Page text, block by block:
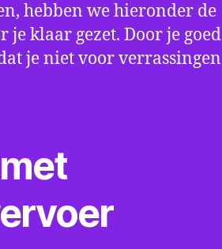
hebben we hieronder de
klaar gezet. Door je goed
je niet voor verrassingen